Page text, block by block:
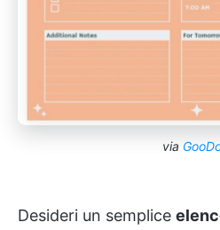
via
Desideri un semplice